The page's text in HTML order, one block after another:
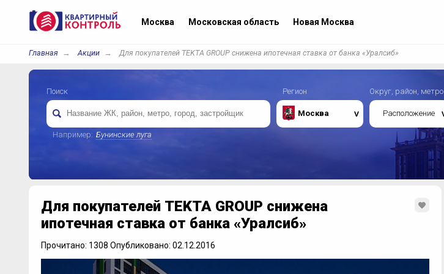
Москва Московская область Новая Москва
Главная Акции Для покупателей TEKTA GROUP снижена ипотечная ставка от банка «Уралсиб»
Поиск
Например: Бунинские луга
Регион
Москва
Округ, район, метро
Расположение
Для покупателей TEKTA GROUP снижена
ипотечная ставка от банка «Уралсиб»
Прочитано: 1308 Опубликовано: 02.12.2016